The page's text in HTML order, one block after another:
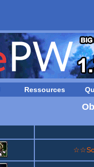
Ressources